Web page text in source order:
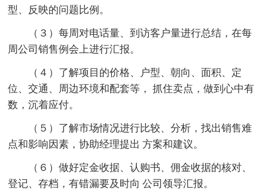
型、反映的问题比例。
（３）每周对电话量、到访客户量进行总结，在每
周公司销售例会上进行汇报。
（４）了解项目的价格、户型、朝向、面积、定
位、交通、周边环境和配套等， 抓住卖点，做到心中有
数，沉着应付。
（５）了解市场情况进行比较、分析，找出销售难
点和影响因素，协助经理提出 方案和建议。
（６）做好定金收据、认购书、佣金收据的核对、
登记、存档，有错漏要及时向 公司领导汇报。